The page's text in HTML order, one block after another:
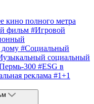
кино полного метра
фильм #Игровой
дому #Социальный
социальный
300 #ESG в
реклама #1+1